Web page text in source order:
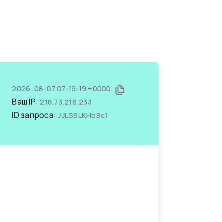
2026-08-07 07:19:19 +0000
Ваш IP:216.73.216.233
ID запроса:JJLS6LKHo8c1